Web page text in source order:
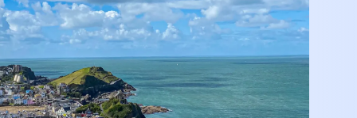
Capture, synthétise et extrait
automatiquement les mesures à
prendre à partir de toutes vos réunions
en ligne ou en présentiel.